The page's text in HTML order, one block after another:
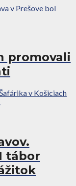
v Prešove bol
promovali
v Košiciach
tábor